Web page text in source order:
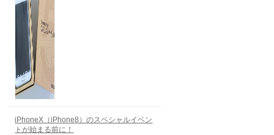
iPhoneX（iPhone8）のスペシャルイベン
トが始まる前に！